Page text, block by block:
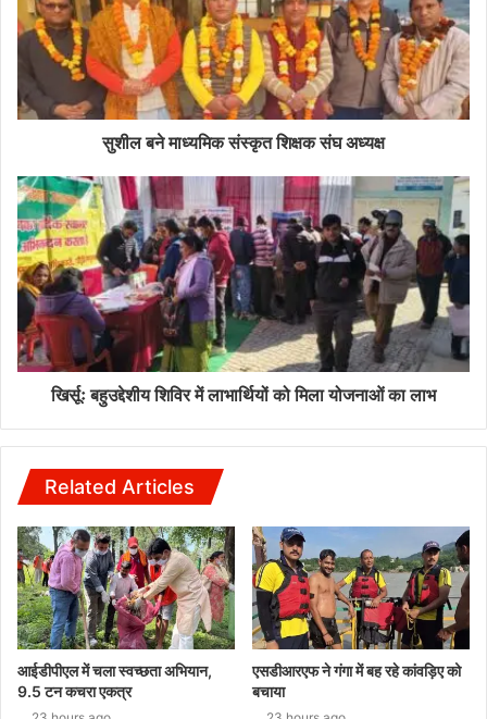
सुशील बने माध्यमिक संस्कृत शिक्षक संघ अध्यक्ष
खिर्सूः बहुउद्देशीय शिविर में लाभार्थियों को मिला योजनाओं का लाभ
Related Articles
आईडीपीएल में चला स्वच्छता अभियान,
9.5 टन कचरा एकत्र
एसडीआरएफ ने गंगा में बह रहे कांवड़िए को
बचाया